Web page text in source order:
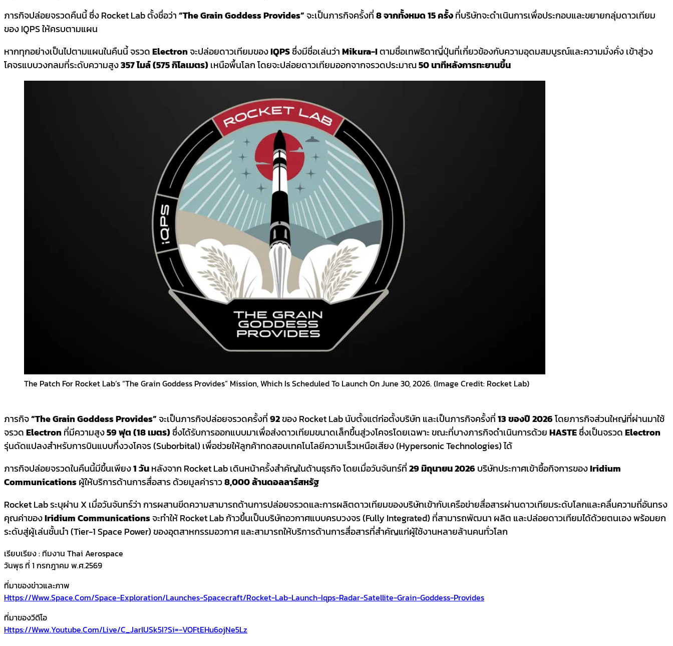
ภารกิจปล่อยจรวดคืนนี้ ซึ่ง Rocket Lab ตั้งชื่อว่า“The Grain Goddess Provides”จะเป็นภารกิจครั้งที่8 จากทั้งหมด 15 ครั้งที่บริษัทจะดำเนินการเพื่อประกอบและขยายกลุ่มดาวเทียม
ของ IQPS ให้ครบตามแผน
หากทุกอย่างเป็นไปตามแผนในคืนนี้ จรวดElectronจะปล่อยดาวเทียมของIQPSซึ่งมีชื่อเล่นว่าMikura-Iตามชื่อเทพธิดาญี่ปุ่นที่เกี่ยวข้องกับความอุดมสมบูรณ์และความมั่งคั่ง เข้าสู่วง
โคจรแบบวงกลมที่ระดับความสูง357 ไมล์ (575 กิโลเมตร)เหนือพื้นโลก โดยจะปล่อยดาวเทียมออกจากจรวดประมาณ50 นาทีหลังการทะยานขึ้น
The Patch For Rocket Lab’s “The Grain Goddess Provides” Mission, Which Is Scheduled To Launch On June 30, 2026. (Image Credit: Rocket Lab)
ภารกิจ“The Grain Goddess Provides”จะเป็นภารกิจปล่อยจรวดครั้งที่92ของ Rocket Lab นับตั้งแต่ก่อตั้งบริษัท และเป็นภารกิจครั้งที่13 ของปี 2026โดยภารกิจส่วนใหญ่ที่ผ่านมาใช้
จรวดElectronที่มีความสูง59 ฟุต (18 เมตร)ซึ่งได้รับการออกแบบมาเพื่อส่งดาวเทียมขนาดเล็กขึ้นสู่วงโคจรโดยเฉพาะ ขณะที่บางภารกิจดำเนินการด้วยHASTEซึ่งเป็นจรวดElectron
รุ่นดัดแปลงสำหรับการบินแบบกึ่งวงโคจร (Suborbital) เพื่อช่วยให้ลูกค้าทดสอบเทคโนโลยีความเร็วเหนือเสียง (Hypersonic Technologies) ได้
ภารกิจปล่อยจรวดในคืนนี้มีขึ้นเพียง1 วันหลังจาก Rocket Lab เดินหน้าครั้งสำคัญในด้านธุรกิจ โดยเมื่อวันจันทร์ที่29 มิถุนายน2026บริษัทประกาศเข้าซื้อกิจการของIridium
Communicationsผู้ให้บริการด้านการสื่อสาร ด้วยมูลค่าราว8,000 ล้านดอลลาร์สหรัฐ
Rocket Lab ระบุผ่าน X เมื่อวันจันทร์ว่า การผสานขีดความสามารถด้านการปล่อยจรวดและการผลิตดาวเทียมของบริษัทเข้ากับเครือข่ายสื่อสารผ่านดาวเทียมระดับโลกและคลื่นความถี่อันทรง
คุณค่าของIridium Communicationsจะทำให้ Rocket Lab ก้าวขึ้นเป็นบริษัทอวกาศแบบครบวงจร (Fully Integrated) ที่สามารถพัฒนา ผลิต และปล่อยดาวเทียมได้ด้วยตนเอง พร้อมยก
ระดับสู่ผู้เล่นชั้นนำ (Tier-1 Space Power) ของอุตสาหกรรมอวกาศ และสามารถให้บริการด้านการสื่อสารที่สำคัญแก่ผู้ใช้งานหลายล้านคนทั่วโลก
เรียบเรียง : ทีมงาน Thai Aerospace
วันพุธ ที่ 1 กรกฎาคม พ.ศ.2569
ที่มาของข่าวและภาพ
Https://www.space.com/space-Exploration/launches-Spacecraft/rocket-Lab-Launch-Iqps-Radar-Satellite-Grain-Goddess-Provides
ที่มาของวีดีโอ
Https://www.youtube.com/live/C_JarlUSk5I?si=-VOFtEHu6ojNe5Lz